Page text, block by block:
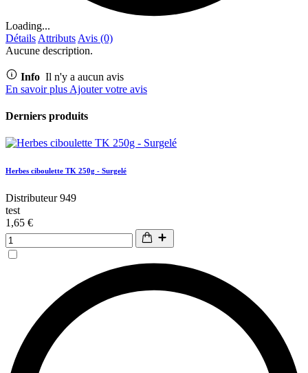
Loading...
Détails Attributs Avis (0)
Aucune description.
Info Il n'y a aucun avis
En savoir plus Ajouter votre avis
Derniers produits
Herbes ciboulette TK 250g - Surgelé
Distributeur 949
test
1,65 €